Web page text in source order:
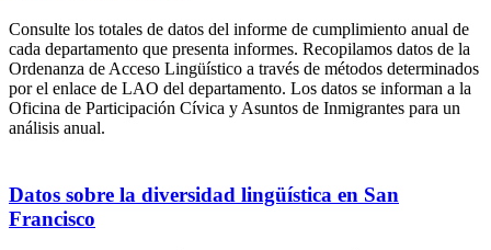
Consulte los totales de datos del informe de cumplimiento anual de
cada departamento que presenta informes. Recopilamos datos de la
Ordenanza de Acceso Lingüístico a través de métodos determinados
por el enlace de LAO del departamento. Los datos se informan a la
Oficina de Participación Cívica y Asuntos de Inmigrantes para un
análisis anual.
Datos sobre la diversidad lingüística en San
Francisco